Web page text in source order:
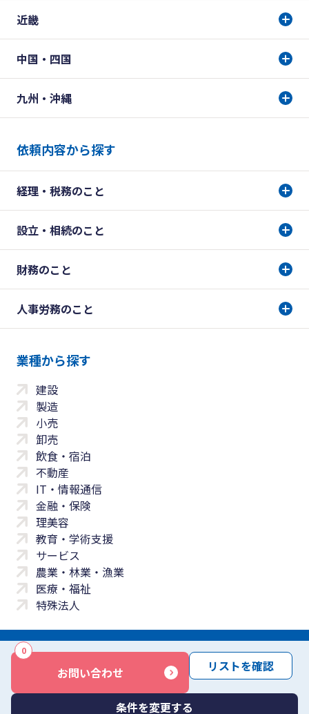
お問い合わせ
0
リストを確認
条件を変更する
近畿
中国・四国
九州・沖縄
依頼内容から探す
経理・税務のこと
設立・相続のこと
財務のこと
人事労務のこと
業種から探す
建設
製造
小売
卸売
飲食・宿泊
不動産
IT・情報通信
金融・保険
理美容
教育・学術支援
サービス
農業・林業・漁業
医療・福祉
特殊法人
サイトマップ 免責事項 サービス利用規約
商標について反社会勢力に対する基本方針 お問い合わせ
Copyright © Yayoi Co., Ltd. All rights reserved.